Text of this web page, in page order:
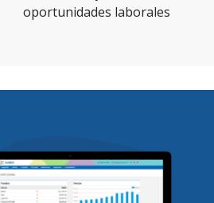
oportunidades laborales